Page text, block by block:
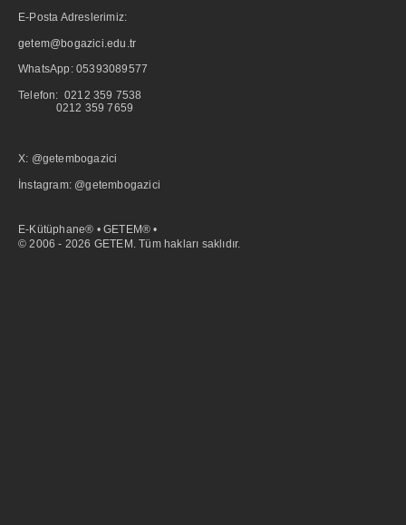
E-Posta Adreslerimiz:
getem@bogazici.edu.tr
WhatsApp: 05393089577
Telefon: 0212 359 7538
0212 359 7659
X: @getembogazici
İnstagram: @getembogazici
E-Kütüphane® • GETEM® •
© 2006 - 2026 GETEM. Tüm hakları saklıdır.